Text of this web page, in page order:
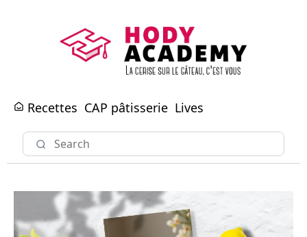
Recettes CAP pâtisserie Lives